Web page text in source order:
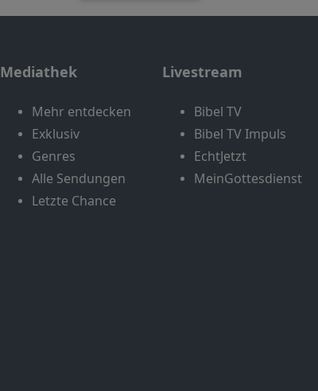
Mediathek
Mehr entdecken
Exklusiv
Genres
Alle Sendungen
Letzte Chance
Livestream
Bibel TV
Bibel TV Impuls
EchtJetzt
MeinGottesdienst